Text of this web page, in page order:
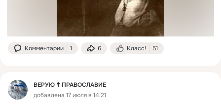
Комментарии 1 6 Класс! 51
ВЕРУЮ ☦️ ПРАВОСЛАВИЕ
добавлена 17 июля в 14:21